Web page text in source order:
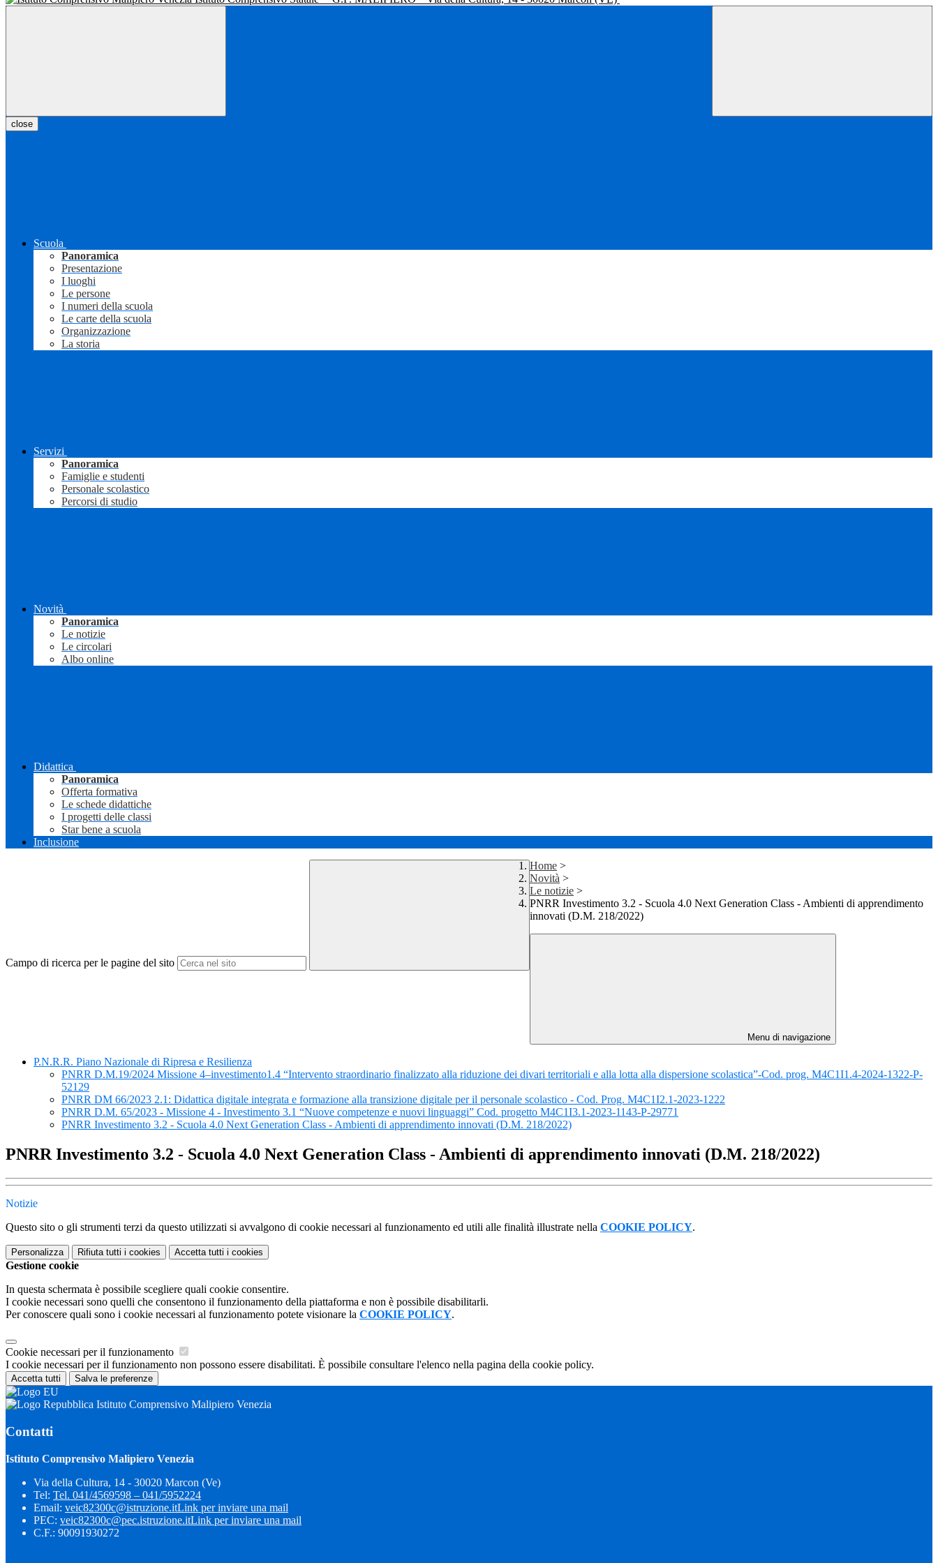
close
Scuola
Panoramica
Presentazione
I luoghi
Le persone
I numeri della scuola
Le carte della scuola
Organizzazione
La storia
Servizi
Panoramica
Famiglie e studenti
Personale scolastico
Percorsi di studio
Novità
Panoramica
Le notizie
Le circolari
Albo online
Didattica
Panoramica
Offerta formativa
Le schede didattiche
I progetti delle classi
Star bene a scuola
Inclusione
Campo di ricerca per le pagine del sito
Home >
Novità >
Le notizie >
PNRR Investimento 3.2 - Scuola 4.0 Next Generation Class - Ambienti di apprendimento
innovati (D.M. 218/2022)
Menu di navigazione
P.N.R.R. Piano Nazionale di Ripresa e Resilienza
PNRR D.M.19/2024 Missione 4–investimento1.4 “Intervento straordinario finalizzato alla riduzione dei divari territoriali e alla lotta alla dispersione scolastica”-Cod. prog. M4C1I1.4-2024-1322-P-
52129
PNRR DM 66/2023 2.1: Didattica digitale integrata e formazione alla transizione digitale per il personale scolastico - Cod. Prog. M4C1I2.1-2023-1222
PNRR D.M. 65/2023 - Missione 4 - Investimento 3.1 “Nuove competenze e nuovi linguaggi” Cod. progetto M4C1I3.1-2023-1143-P-29771
PNRR Investimento 3.2 - Scuola 4.0 Next Generation Class - Ambienti di apprendimento innovati (D.M. 218/2022)
PNRR Investimento 3.2 - Scuola 4.0 Next Generation Class - Ambienti di apprendimento innovati (D.M. 218/2022)
Notizie
Questo sito o gli strumenti terzi da questo utilizzati si avvalgono di cookie necessari al funzionamento ed utili alle finalità illustrate nella COOKIE POLICY.
Personalizza Rifiuta tutti i cookies Accetta tutti i cookies
Gestione cookie
In questa schermata è possibile scegliere quali cookie consentire.
I cookie necessari sono quelli che consentono il funzionamento della piattaforma e non è possibile disabilitarli.
Per conoscere quali sono i cookie necessari al funzionamento potete visionare la COOKIE POLICY.
Cookie necessari per il funzionamento
I cookie necessari per il funzionamento non possono essere disabilitati. È possibile consultare l'elenco nella pagina della cookie policy.
Accetta tutti Salva le preferenze
Istituto Comprensivo Malipiero Venezia
Contatti
Istituto Comprensivo Malipiero Venezia
Via della Cultura, 14 - 30020 Marcon (Ve)
Tel: Tel. 041/4569598 – 041/5952224
Email: veic82300c@istruzione.itLink per inviare una mail
PEC: veic82300c@pec.istruzione.itLink per inviare una mail
C.F.: 90091930272